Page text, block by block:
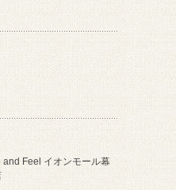
and Feel イオンモール幕